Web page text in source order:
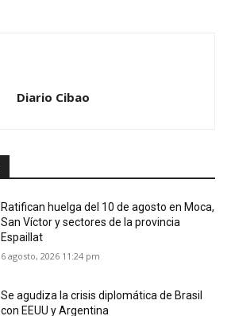
Diario Cibao
Ratifican huelga del 10 de agosto en Moca,
San Víctor y sectores de la provincia
Espaillat
6 agosto, 2026 11:24 pm
Se agudiza la crisis diplomática de Brasil
con EEUU y Argentina